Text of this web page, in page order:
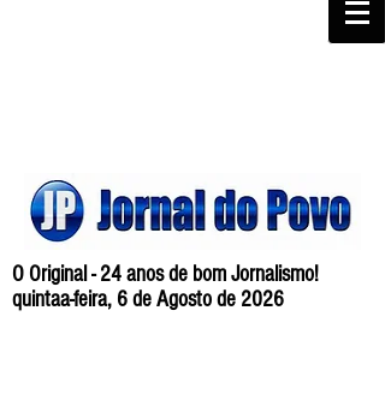
O Original - 24 anos de bom Jornalismo!
quintaa-feira, 6 de Agosto de 2026